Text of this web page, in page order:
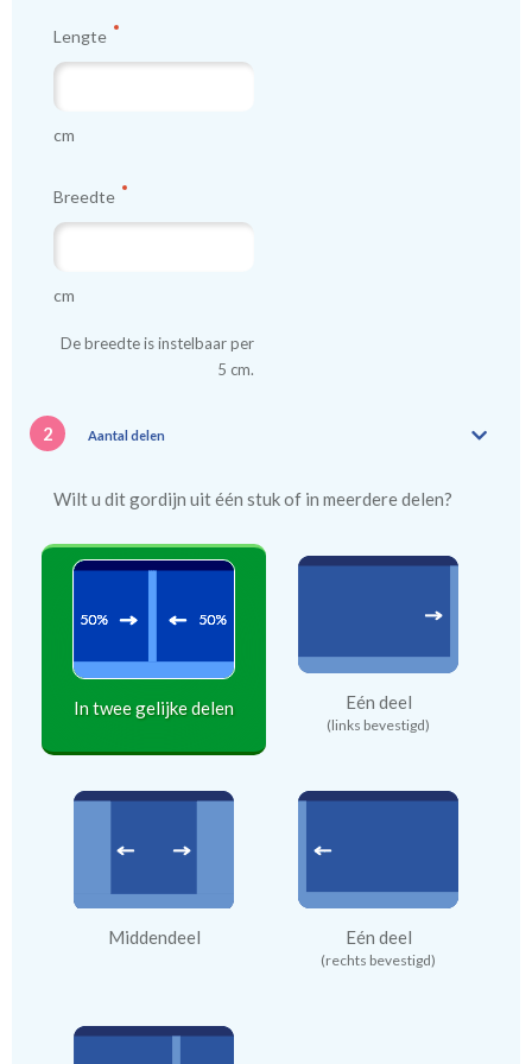
Lengte
cm
Breedte
cm
De breedte is instelbaar per
5 cm.
2 Aantal delen
Wilt u dit gordijn uit één stuk of in meerdere delen?
In twee gelijke delen Eén deel
(links bevestigd)
Middendeel Eén deel
(rechts bevestigd)